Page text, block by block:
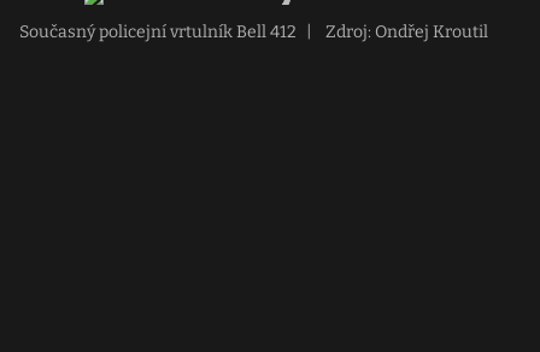
Současný policejní vrtulník Bell 412 Zdroj: Ondřej Kroutil